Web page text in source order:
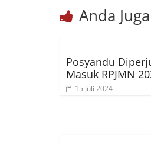
Anda
Posyandu
Masuk RPJMN
15 Juli 2024